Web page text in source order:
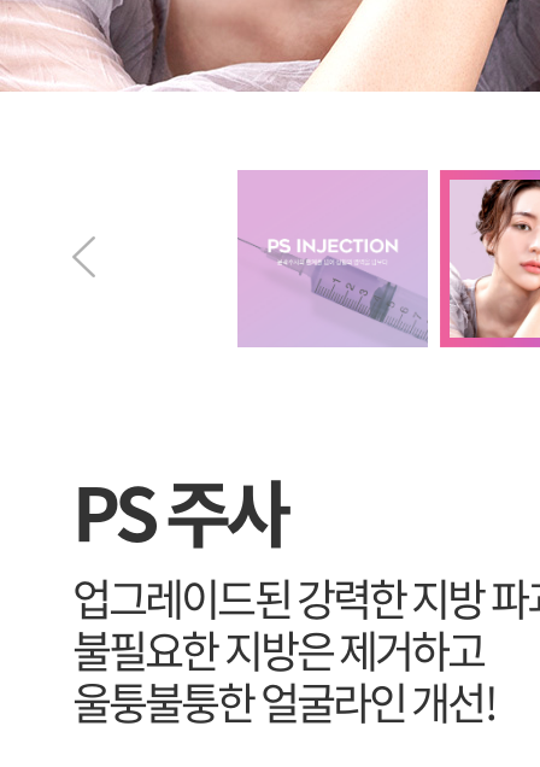
PS 주사
업그레이드된 강력한 지방
불필요한 지방은 제거하고
울퉁불퉁한 얼굴라인 개선!